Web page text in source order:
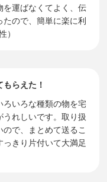
を運ばなくてよく、伝
ので、簡単に楽に利
）
らえた！
ろいろな種類の物を宅
れしいです。取り扱
で、まとめて送るこ
っきり片付いて大満足